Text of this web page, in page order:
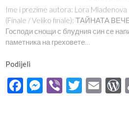
Ime i prezime autora: Lora Mladenova
(Finale / Veliko finale): ТАЙНАТА
Господи снощи с блудния син се
паметника на греховете…
Podijeli
Facebook
Messenger
Viber